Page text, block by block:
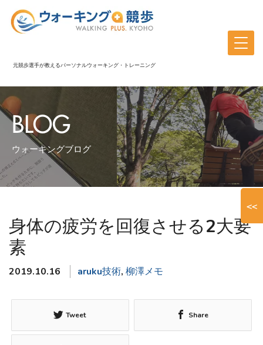
元競歩選手が教えるパーソナルウォーキング・トレーニング
BLOG
ウォーキングブログ
身体の疲労を回復させる2大要
素
2019.10.16 aruku技術, 柳澤メモ
Tweet Share
<<